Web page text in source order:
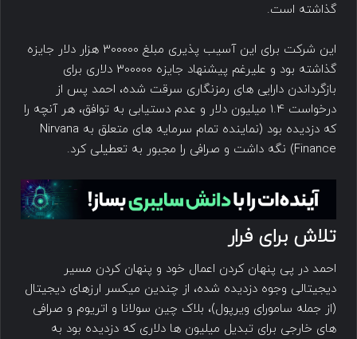
گذاشته است.
این شرکت برای این آسیب پذیری مبلغ 300000 هزار دلار جایزه
گذاشته بود و علیرغم پیشنهاد جایزه 300000 دلاری برای
بازگرداندن دارایی های رمزنگاری سرقت شده، احمد پس از
درخواست 1.4 میلیون دلار و عدم دستیابی به توافق، هر آنچه را
که دزدیده بود (نماینده تمام سرمایه های متعلق به Nirvana
Finance) نگه داشت و صرافی را مجبور به تعطیلی کرد.
تلاش برای فرار
احمد در پی پنهان کردن اعمال خود و پنهان کردن مسیر
دیجیتالی وجوه دزدیده شده، از چندین میکسر ارزهای دیجیتال
(از جمله سامورای ویرپول)، بلاک چین سولانا و اتریوم و صرافی
های خارجی برای تبدیل میلیون ها دلاری که دزدیده بود به